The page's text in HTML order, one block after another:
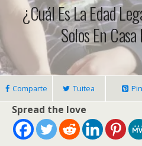
¿Cuál Es La Edad
Solos En
Comparte Tuitea Pin
Spread the love